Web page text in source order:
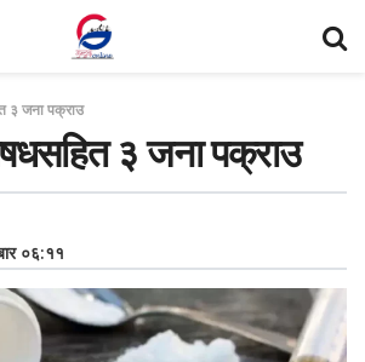
३ जना पक्राउ
३ जना पक्राउ
०६:११